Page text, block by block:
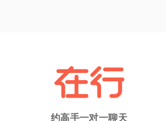
约高手一对一聊天